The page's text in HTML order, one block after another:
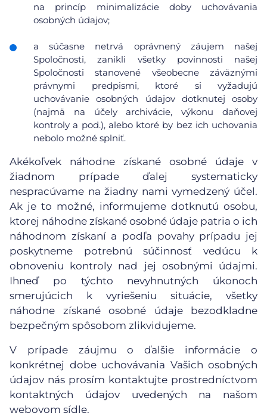
na princíp minimalizácie doby uchovávania
osobných údajov;
a súčasne netrvá oprávnený záujem našej
Spoločnosti, zanikli všetky povinnosti našej
Spoločnosti stanovené všeobecne záväznými
právnymi predpismi, ktoré si vyžadujú
uchovávanie osobných údajov dotknutej osoby
(najmä na účely archivácie, výkonu daňovej
kontroly a pod.), alebo ktoré by bez ich uchovania
nebolo možné splniť.
Akékoľvek náhodne získané osobné údaje v
žiadnom prípade ďalej systematicky
nespracúvame na žiadny nami vymedzený účel.
Ak je to možné, informujeme dotknutú osobu,
ktorej náhodne získané osobné údaje patria o ich
náhodnom získaní a podľa povahy prípadu jej
poskytneme potrebnú súčinnosť vedúcu k
obnoveniu kontroly nad jej osobnými údajmi.
Ihneď po týchto nevyhnutných úkonoch
smerujúcich k vyriešeniu situácie, všetky
náhodne získané osobné údaje bezodkladne
bezpečným spôsobom zlikvidujeme.
V prípade záujmu o ďalšie informácie o
konkrétnej dobe uchovávania Vašich osobných
údajov nás prosím kontaktujte prostredníctvom
kontaktných údajov uvedených na našom
webovom sídle.